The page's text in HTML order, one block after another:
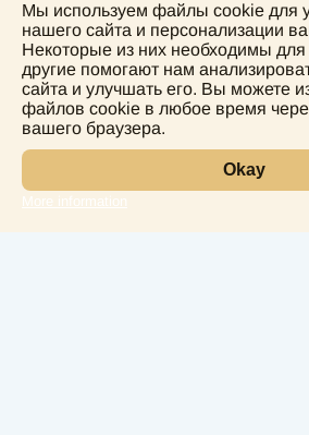
Мы используем файлы cookie для
нашего сайта и персонализации
Некоторые из них необходимы для
другие помогают нам
сайта и улучшать его. Вы можете
файлов cookie в любое время
вашего браузера.
Okay
More information